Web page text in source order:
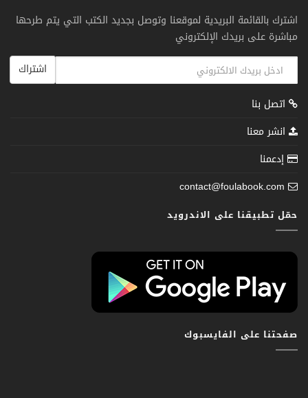
اشترك بالقائمة البريدية لموقعنا وتوصل بجديد الكتب التي يتم طرحها
مباشرة على بريدك الإلكتروني
اشتراك
اتصل بنا
انشر معنا
إدعمنا
contact@foulabook.com
حمّل تطبيقنا على الاندرويد
صفحتنا على الفايسبوك